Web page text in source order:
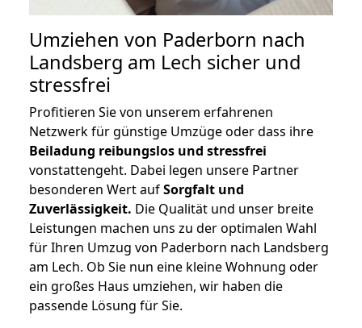
Umziehen von Paderborn nach
Landsberg am Lech sicher und
stressfrei
Profitieren Sie von unserem erfahrenen
Netzwerk für günstige Umzüge oder dass ihre
Beiladung reibungslos und stressfrei
vonstattengeht. Dabei legen unsere Partner
besonderen Wert aufSorgfalt und
Zuverlässigkeit. Die Qualität und unser breite
Leistungen machen uns zu der optimalen Wahl
für Ihren Umzug von Paderborn nach Landsberg
am Lech. Ob Sie nun eine kleine Wohnung oder
ein großes Haus umziehen, wir haben die
passende Lösung für Sie.